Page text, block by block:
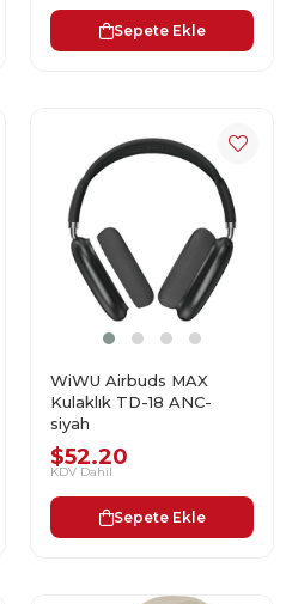
Sepete Ekle
WiWU Airbuds MAX
Kulaklık TD-18 ANC-
siyah
$52.20
KDV Dahil
Sepete Ekle